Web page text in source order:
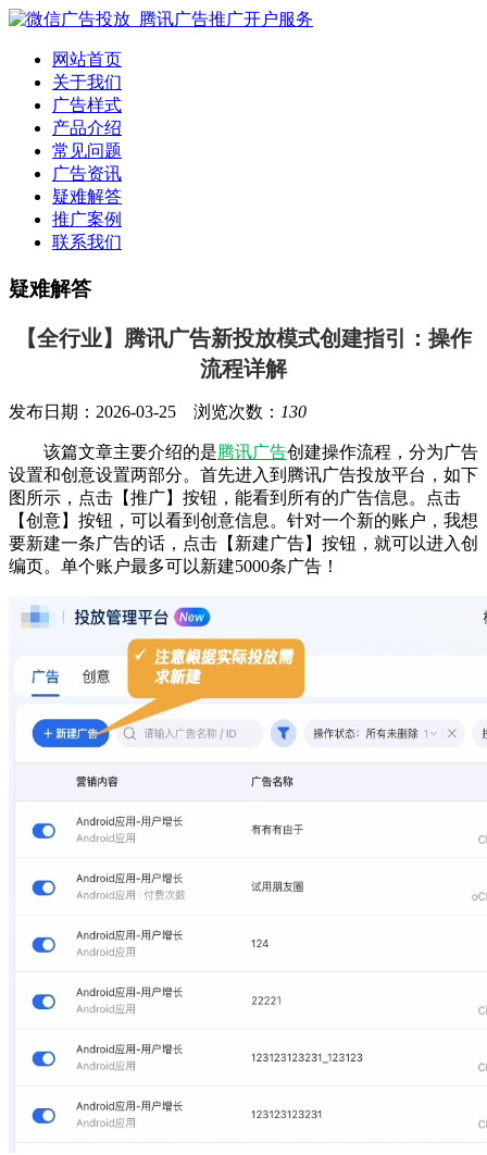
网站首页
关于我们
广告样式
产品介绍
常见问题
广告资讯
疑难解答
推广案例
联系我们
疑难解答
【全行业】腾讯广告新投放模式创建指引：操作
流程详解
发布日期：2026-03-25 浏览次数： 130
该篇文章主要介绍的是腾讯广告创建操作流程，分为广告
设置和创意设置两部分。首先进入到腾讯广告投放平台，如下
图所示，点击【推广】按钮，能看到所有的广告信息。点击
【创意】按钮，可以看到创意信息。针对一个新的账户，我想
要新建一条广告的话，点击【新建广告】按钮，就可以进入创
编页。单个账户最多可以新建5000条广告！